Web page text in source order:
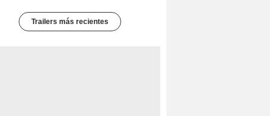
Trailers más recientes